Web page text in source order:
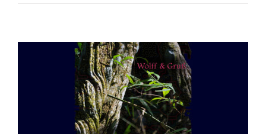
Galerie
aus
den
onlineKursen